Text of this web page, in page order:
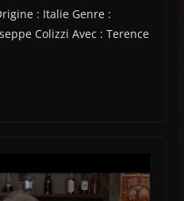
: Italie Genre :
Colizzi Avec : Terence